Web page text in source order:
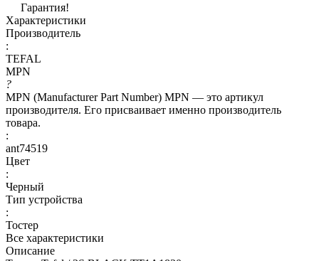
Гарантия!
Характеристики
Производитель
:
TEFAL
MPN
?
MPN (Manufacturer Part Number) MPN — это артикул
производителя. Его присваивает именно производитель
товара.
:
ant74519
Цвет
:
Черный
Тип устройства
:
Тостер
Все характеристики
Описание